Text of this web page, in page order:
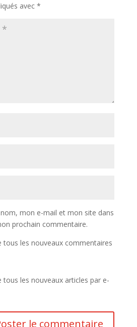
avec *
mon e-mail et mon site dans
prochain commentaire.
tous les nouveaux commentaires
tous les nouveaux articles par e-